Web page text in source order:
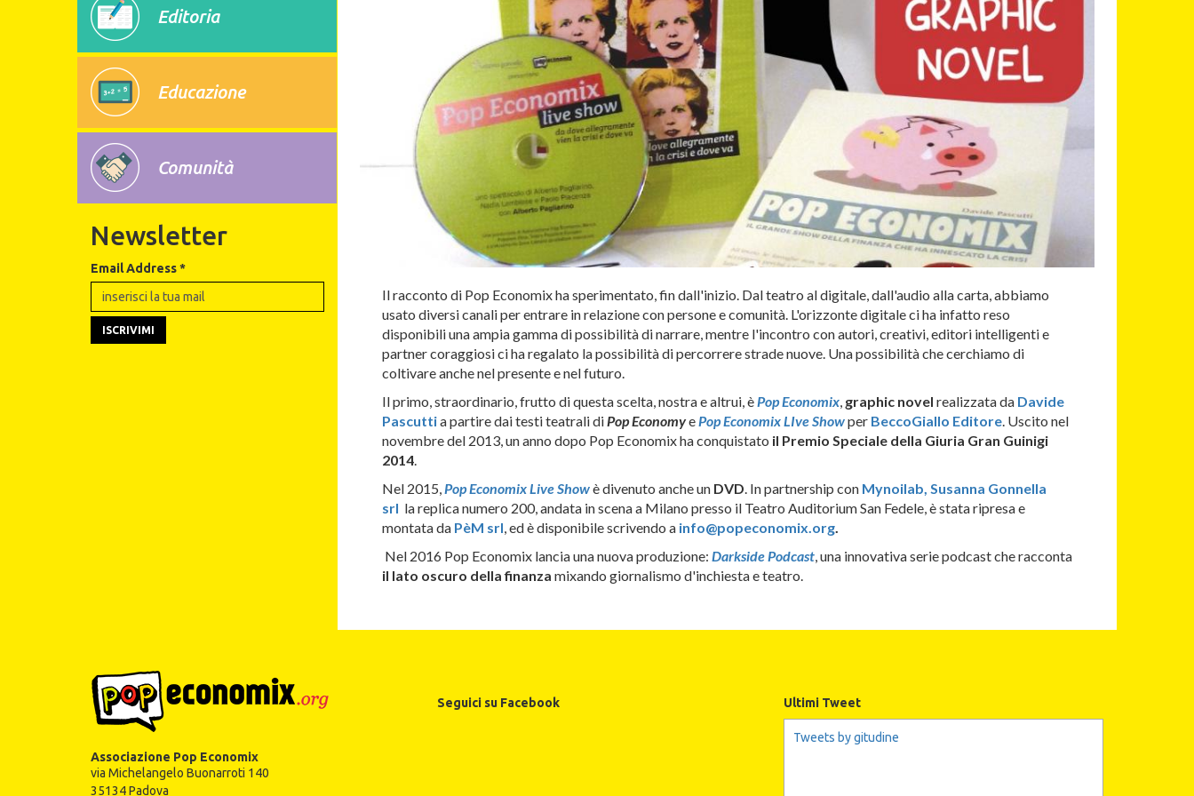
Editoria
Educazione
Comunità
Newsletter
Email Address*
Il racconto di Pop Economix ha sperimentato, fin dall'inizio. Dal teatro al digitale, dall'audio alla carta, abbiamo
usato diversi canali per entrare in relazione con persone e comunità. L'orizzonte digitale ci ha infatto reso
disponibili una ampia gamma di possibilità di narrare, mentre l'incontro con autori, creativi, editori intelligenti e
partner coraggiosi ci ha regalato la possibilità di percorrere strade nuove. Una possibilità che cerchiamo di
coltivare anche nel presente e nel futuro.
Il primo, straordinario, frutto di questa scelta, nostra e altrui, èPop Economix, graphic novel realizzata da Davide
Pascuttia partire dai testi teatrali diPop EconomyePop Economix LIve Showper BeccoGiallo Editore. Uscito nel
novembre del 2013, un anno dopo Pop Economix ha conquistato il Premio Speciale della Giuria Gran Guinigi
2014.
Nel 2015,Pop Economix Live Showè divenuto anche un DVD. In partnership con Mynoilab, Susanna Gonnella
srl la replica numero 200, andata in scena a Milano presso il Teatro Auditorium San Fedele, è stata ripresa e
montata da PèM srl, ed è disponibile scrivendo a info@popeconomix.org.
Nel 2016 Pop Economix lancia una nuova produzione: Darkside Podcast, una innovativa serie podcast che racconta
il lato oscuro della finanza mixando giornalismo d'inchiesta e teatro.
Associazione Pop Economix
via Michelangelo Buonarroti 140
35134 Padova
Seguici su Facebook Ultimi Tweet
Tweets by gitudine